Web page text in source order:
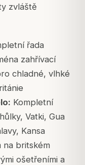
zvláště
řada
zahřívací
chladné, vlhké
Kompletní
Vatki, Gua
Kansa
na britském
ošetřeními a